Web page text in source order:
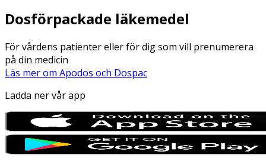
Dosförpackade läkemedel
För vårdens patienter eller för dig som vill prenumerera
på din medicin
Läs mer om Apodos och Dospac
Ladda ner vår app